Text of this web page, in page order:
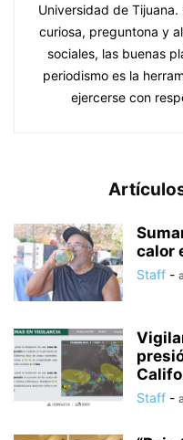
Universidad de
curiosa, preguntona y
sociales, las buenas
periodismo es la
ejercerse con
calor
Staff -
Staff -